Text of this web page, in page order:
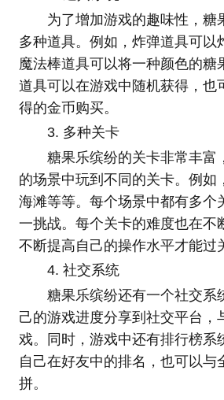
为了增加游戏的趣味性，糖
多种道具。例如，炸弹道具可以
魔法棒道具可以将一种颜色的糖
道具可以在游戏中随机获得，也
得的金币购买。
3. 多种关卡
糖果乐缤纷的关卡非常丰富
的场景中玩到不同的关卡。例如
海滩等等。每个场景中都有多个
一挑战。每个关卡的难度也在不
不断提高自己的操作水平才能过
4. 社交系统
糖果乐缤纷还有一个社交系
己的游戏进度分享到社交平台，
戏。同时，游戏中还有排行榜系
自己在好友中的排名，也可以与
拼。